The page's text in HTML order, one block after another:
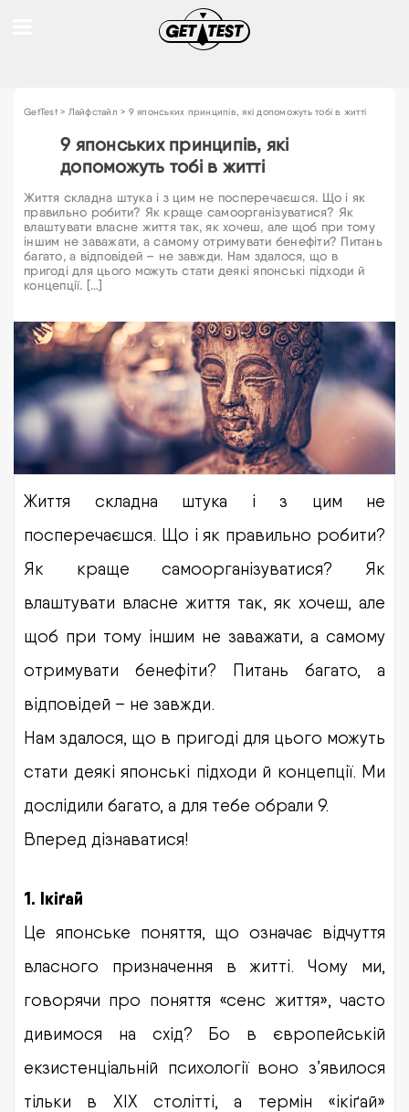
GetTest> Лайфстайл > 9 японських принципів, які допоможуть тобі в житті
9 японських принципів, які
допоможуть тобі в житті
Життя складна штука і з цим не посперечаєшся. Що і як
правильно робити? Як краще самоорганізуватися? Як
влаштувати власне життя так, як хочеш, але щоб при тому
іншим не заважати, а самому отримувати бенефіти? Питань
багато, а відповідей – не завжди. Нам здалося, що в
пригоді для цього можуть стати деякі японські підходи й
концепції. […]
Життя складна штука і з цим не
посперечаєшся. Що і як правильно робити?
Як краще самоорганізуватися? Як
влаштувати власне життя так, як хочеш, але
щоб при тому іншим не заважати, а самому
отримувати бенефіти? Питань багато, а
відповідей – не завжди.
Нам здалося, що в пригоді для цього можуть
стати деякі японські підходи й концепції. Ми
дослідили багато, а для тебе обрали 9.
Вперед дізнаватися!
1. Ікіґай
Це японське поняття, що означає відчуття
власного призначення в житті. Чому ми,
говорячи про поняття «сенс життя», часто
дивимося на схід? Бо в європейській
екзистенціальній психології воно з’явилося
тільки в XIX столітті, а термін «ікіґай»